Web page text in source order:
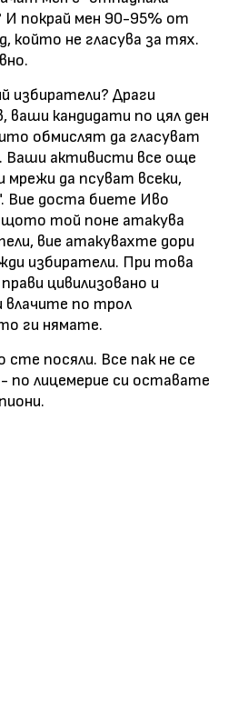
И покрай мен 90-95% от
който не гласува за тях.
избиратели? Драги
ваши кандидати по цял ден
обмислят да гласуват
Ваши активисти все още
мрежи да псуват всеки,
Вие доста биете Иво
той поне атакува
вие атакувахте дори
избиратели. При това
цивилизовано и
влачите по трол
ги нямате.
посяли. Все пак не се
по лицемерие си оставате